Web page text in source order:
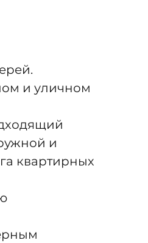
и уличном
и
квартирных